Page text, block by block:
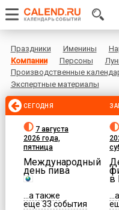
Праздники Именины
Компании
Персоны
Производственные
Экспертные материалы
СЕГОДНЯ
7 августа
2026 года,
пятница
Международный
день пива
...а также
еще 33 события
в